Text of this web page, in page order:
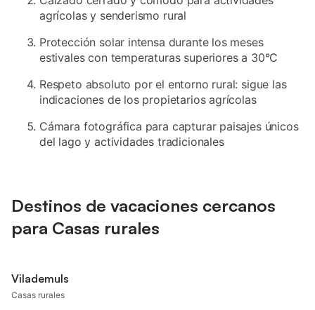
agrícolas y senderismo rural
Protección solar intensa durante los meses
estivales con temperaturas superiores a 30°C
Respeto absoluto por el entorno rural: sigue las
indicaciones de los propietarios agrícolas
Cámara fotográfica para capturar paisajes únicos
del lago y actividades tradicionales
Destinos de vacaciones cercanos
para Casas rurales
Vilademuls
Casas rurales